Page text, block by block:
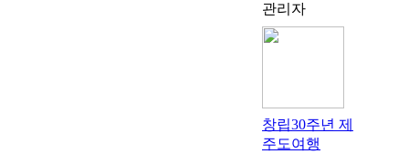
관리자
창립30주년 제
주도여행